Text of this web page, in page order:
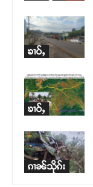
ၶၢဝ်ႇ
ၶၢဝ်ႇ
ၵၢၼ်သိုၵ်း